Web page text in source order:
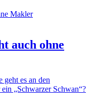
auch ohne